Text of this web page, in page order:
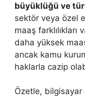
büyüklüğü ve
sektör veya özel
maaş farklılıkları
daha yüksek
ancak kamu
haklarla cazip
Özetle, bilgisayar